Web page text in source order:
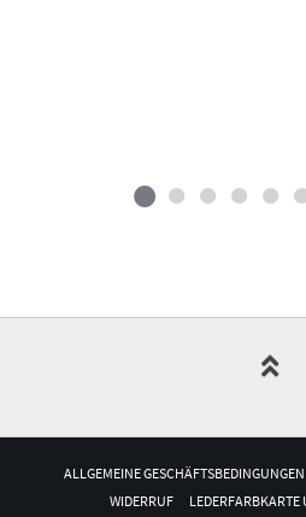
ALLGEMEINE GESCHÄFTSBEDINGUNGEN
WIDERRUF
LEDERFARBKARTE